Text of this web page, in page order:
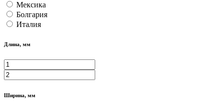
Мексика
Болгария
Италия
Длина, мм
Ширина, мм